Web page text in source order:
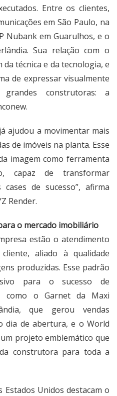
Entre os clientes,
em São Paulo, na
Nubank em Guarulhos, e o
Sua relação com o
técnica e da tecnologia, e
de expressar visualmente
construtoras: a
ajudou a movimentar mais
de imóveis na planta. Esse
imagem como ferramenta
capaz de transformar
de sucesso”, afirma
Render.
o mercado imobiliário
estão o atendimento
aliado à qualidade
produzidas. Esse padrão
para o sucesso de
como o Garnet da Maxi
que gerou vendas
dia de abertura, e o World
projeto emblemático que
construtora para toda a
Estados Unidos destacam o